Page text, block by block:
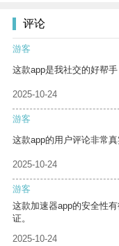
评论
游客
这款app是我社交的好帮
2025-10-24
游客
这款app的用户评论非常
2025-10-24
游客
这款加速器app的安全性
证。
2025-10-24